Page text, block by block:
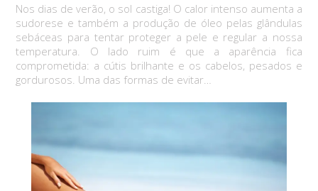
Nos dias de verão, o sol castiga! O calor intenso aumenta a
sudorese e também a produção de óleo pelas glândulas
sebáceas para tentar proteger a pele e regular a nossa
temperatura. O lado ruim é que a aparência fica
comprometida: a cútis brilhante e os cabelos, pesados e
gordurosos. Uma das formas de evitar…